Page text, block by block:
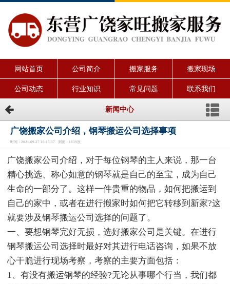
网站首页 公司简介 搬家服务 搬家现场
公司动态 行业知识 常见问题 联系我们
新闻中心
广饶搬家公司介绍，钢琴搬运公司选择事项
时间：2021-09-27 16:15:37 浏览：1839次
广饶搬家公司介绍，对于每位钢琴的主人来说，那一台
精心挑选、称心如意的钢琴就是自己的至宝，成为自己
生命的一部分了。这样一件贵重的物品，如何把搬运到
自己的家中，或者在进行搬家时如何把它转移到新家?这
就要涉及钢琴搬运公司选择的问题了。
一、要想钢琴完好无损，选好搬家公司是关键。在进行
钢琴搬运公司选择时最好对其进行电话咨询，如果不放
心干脆进行现场考察，考察的主要方面包括：
1、有没有搬运钢琴的经验?无论从事哪个行当，我们都